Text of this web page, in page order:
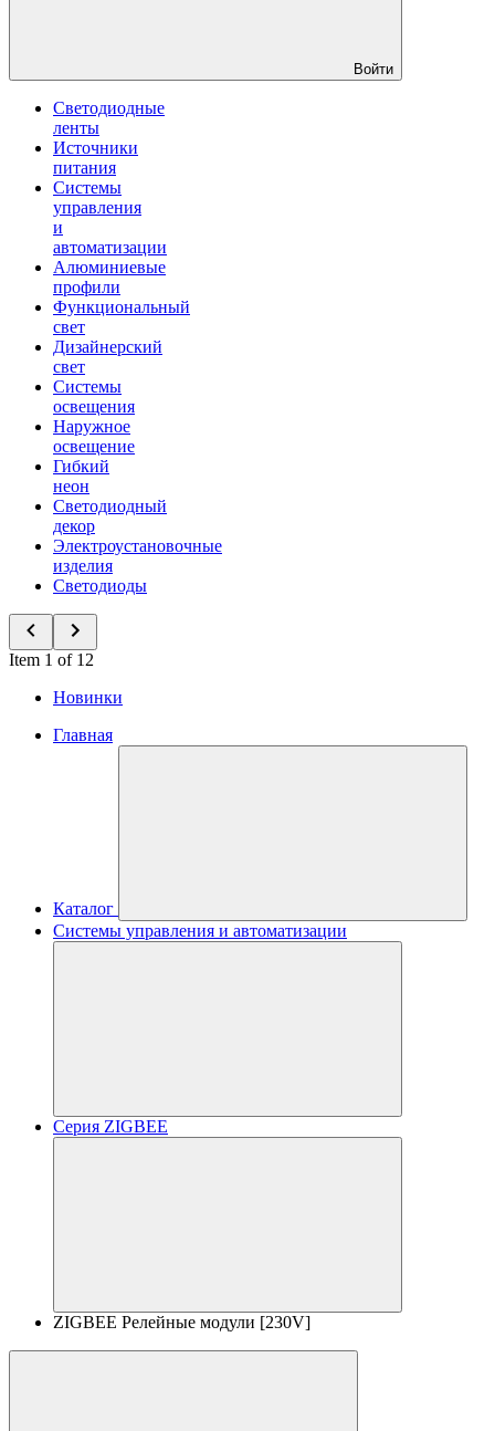
Войти
Светодиодные
ленты
Источники
питания
Системы
управления
и
автоматизации
Алюминиевые
профили
Функциональный
свет
Дизайнерский
свет
Системы
освещения
Наружное
освещение
Гибкий
неон
Светодиодный
декор
Электроустановочные
изделия
Светодиоды
Item 1 of 12
Новинки
Главная
Каталог
Системы управления и автоматизации
Серия ZIGBEE
ZIGBEE Релейные модули [230V]